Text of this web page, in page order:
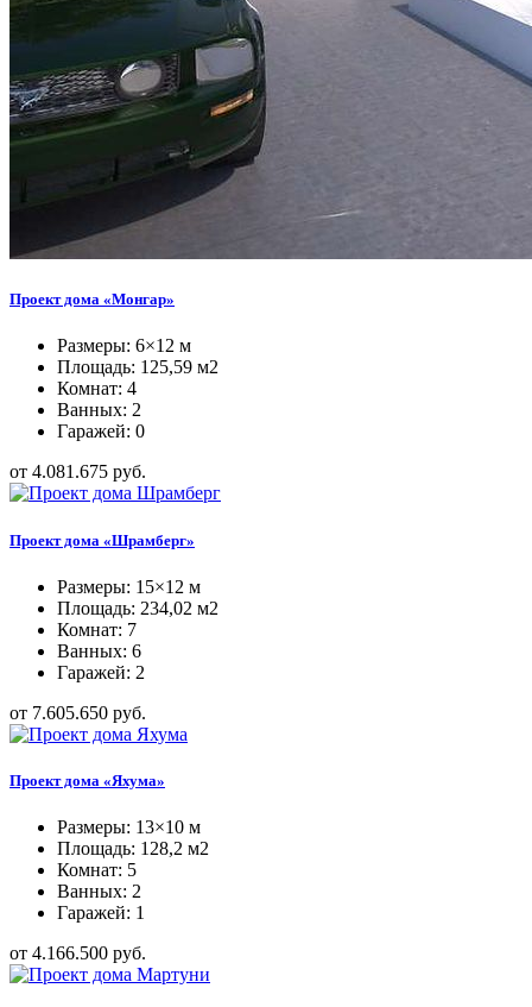
Проект дома «Монгар»
Размеры: 6×12 м
Площадь: 125,59 м2
Комнат: 4
Ванных: 2
Гаражей: 0
от 4.081.675 руб.
Проект дома «Шрамберг»
Размеры: 15×12 м
Площадь: 234,02 м2
Комнат: 7
Ванных: 6
Гаражей: 2
от 7.605.650 руб.
Проект дома «Яхума»
Размеры: 13×10 м
Площадь: 128,2 м2
Комнат: 5
Ванных: 2
Гаражей: 1
от 4.166.500 руб.